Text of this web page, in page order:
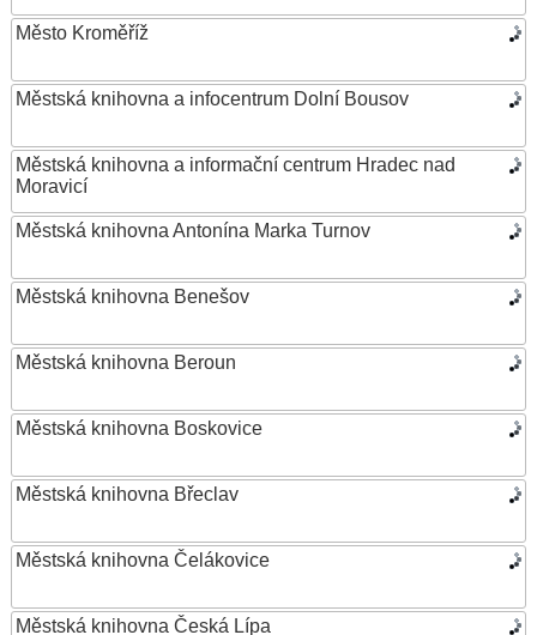
Město Kroměříž
Městská knihovna a infocentrum Dolní Bousov
Městská knihovna a informační centrum Hradec nad
Moravicí
Městská knihovna Antonína Marka Turnov
Městská knihovna Benešov
Městská knihovna Beroun
Městská knihovna Boskovice
Městská knihovna Břeclav
Městská knihovna Čelákovice
Městská knihovna Česká Lípa